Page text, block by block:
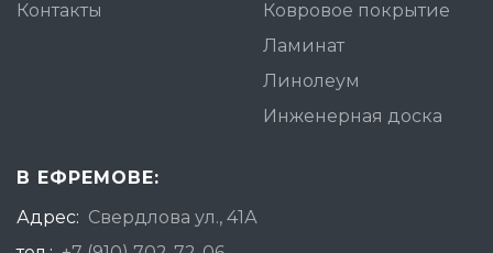
Контакты
Ковровое покрытие
Ламинат
Линолеум
Инженерная доска
В ЕФРЕМОВЕ:
Адрес: Свердлова ул., 41А